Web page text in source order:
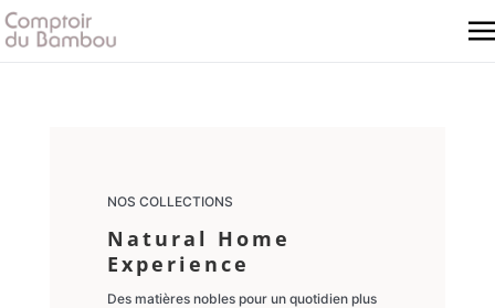
NOS COLLECTIONS
Natural Home
Experience
Des matières nobles pour un quotidien plus